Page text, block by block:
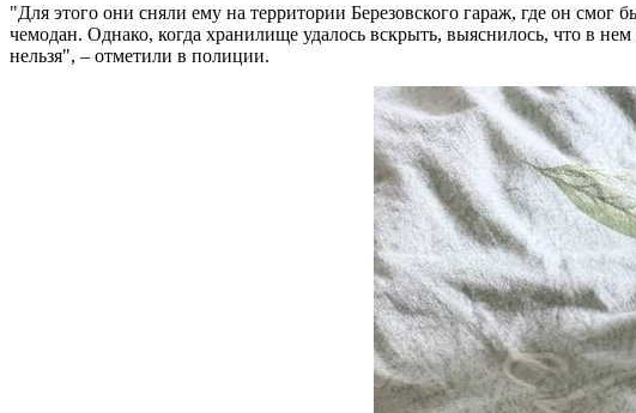
"Для этого они сняли ему на территории Березовского гараж, где он смог
чемодан. Однако, когда хранилище удалось вскрыть, выяснилось, что в
нельзя", – отметили в полиции.